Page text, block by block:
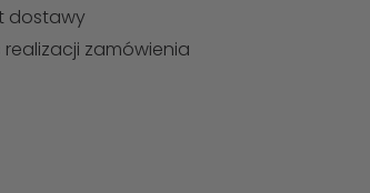
dostawy
realizacji zamówienia